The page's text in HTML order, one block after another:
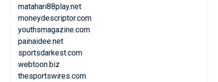
matahari88play.net
moneydescriptor.com
youthsmagazine.com
painaidee.net
sportsdarkest.com
webtoon.biz
thesportswires.com